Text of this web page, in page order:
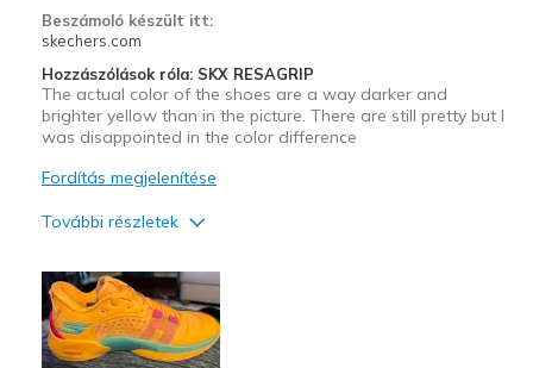
Sizing
Feels half size too small
View On Shoes
Beszámoló készült itt:
skechers.com
Hozzászólások róla: SKX RESAGRIP
The actual color of the shoes are a way darker and
brighter yellow than in the picture. There are still pretty but I
was disappointed in the color difference
Fordítás megjelenítése
További részletek